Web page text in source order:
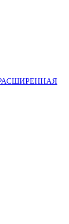
- РАСШИРЕННАЯ